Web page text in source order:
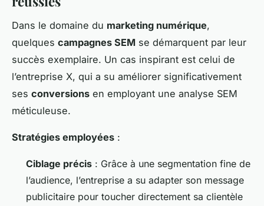
Dans le domaine du marketing numérique,
quelques campagnes SEM se démarquent par leur
succès exemplaire. Un cas inspirant est celui de
l’entreprise X, qui a su améliorer significativement
ses conversions en employant une analyse SEM
méticuleuse.
Stratégies employées :
Ciblage précis : Grâce à une segmentation fine de
l’audience, l’entreprise a su adapter son message
publicitaire pour toucher directement sa clientèle